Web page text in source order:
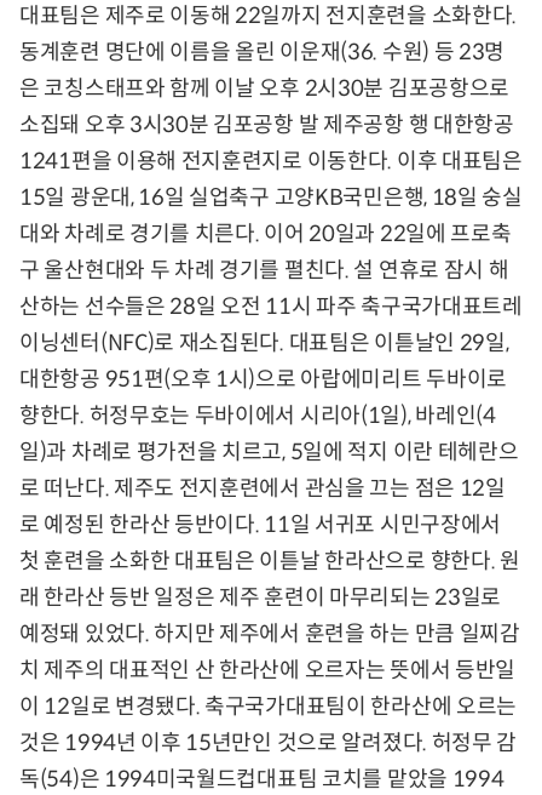
대표팀은 제주로 이동해 22일까지 전지훈련을 소화한다.
동계훈련 명단에 이름을 올린 이운재(36. 수원) 등 23명
은 코칭스태프와 함께 이날 오후 2시30분 김포공항으로
소집돼 오후 3시30분 김포공항 발 제주공항 행 대한항공
1241편을 이용해 전지훈련지로 이동한다. 이후 대표팀은
15일 광운대, 16일 실업축구 고양KB국민은행, 18일 숭실
대와 차례로 경기를 치른다. 이어 20일과 22일에 프로축
구 울산현대와 두 차례 경기를 펼친다. 설 연휴로 잠시 해
산하는 선수들은 28일 오전 11시 파주 축구국가대표트레
이닝센터(NFC)로 재소집된다. 대표팀은 이튿날인 29일,
대한항공 951편(오후 1시)으로 아랍에미리트 두바이로
향한다. 허정무호는 두바이에서 시리아(1일), 바레인(4
일)과 차례로 평가전을 치르고, 5일에 적지 이란 테헤란으
로 떠난다. 제주도 전지훈련에서 관심을 끄는 점은 12일
로 예정된 한라산 등반이다. 11일 서귀포 시민구장에서
첫 훈련을 소화한 대표팀은 이튿날 한라산으로 향한다. 원
래 한라산 등반 일정은 제주 훈련이 마무리되는 23일로
예정돼 있었다. 하지만 제주에서 훈련을 하는 만큼 일찌감
치 제주의 대표적인 산 한라산에 오르자는 뜻에서 등반일
이 12일로 변경됐다. 축구국가대표팀이 한라산에 오르는
것은 1994년 이후 15년만인 것으로 알려졌다. 허정무 감
독(54)은 1994미국월드컵대표팀 코치를 맡았을 1994